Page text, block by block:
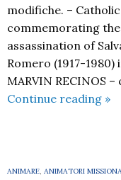
modifiche. –
commemorating
assassination of
Romero (1917-1980)
MARVIN RECINOS
Continue reading »
ANIMARE, ANIMATORI